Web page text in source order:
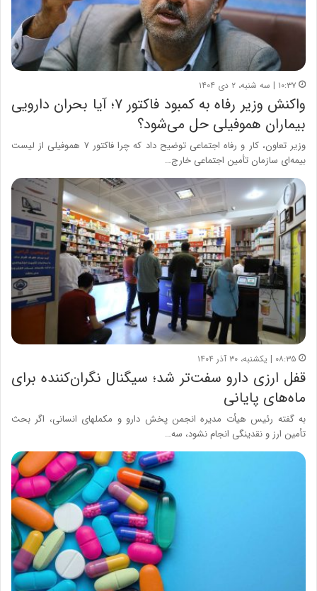
۱۰:۳۷ | سه شنبه، ۲ دی ۱۴۰۴
واکنش وزیر رفاه به کمبود فاکتور ۷؛ آیا بحران دارویی
بیماران هموفیلی حل می‌شود؟
وزیر تعاون، کار و رفاه اجتماعی توضیح داد که چرا فاکتور ۷ هموفیلی از لیست
بیمه‌ای سازمان تأمین اجتماعی خارج…
۰۸:۳۵ | یکشنبه، ۳۰ آذر ۱۴۰۴
قفل ارزی دارو سفت‌تر شد؛ سیگنال نگران‌کننده برای
ماه‌های پایانی
به گفته رئیس هیأت مدیره انجمن پخش دارو و مکمل‎های انسانی، اگر بحث
تأمین ارز و نقدینگی انجام نشود، سه…